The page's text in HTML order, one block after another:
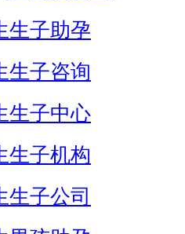
生子助孕
生子咨询
生子中心
生子机构
生子公司